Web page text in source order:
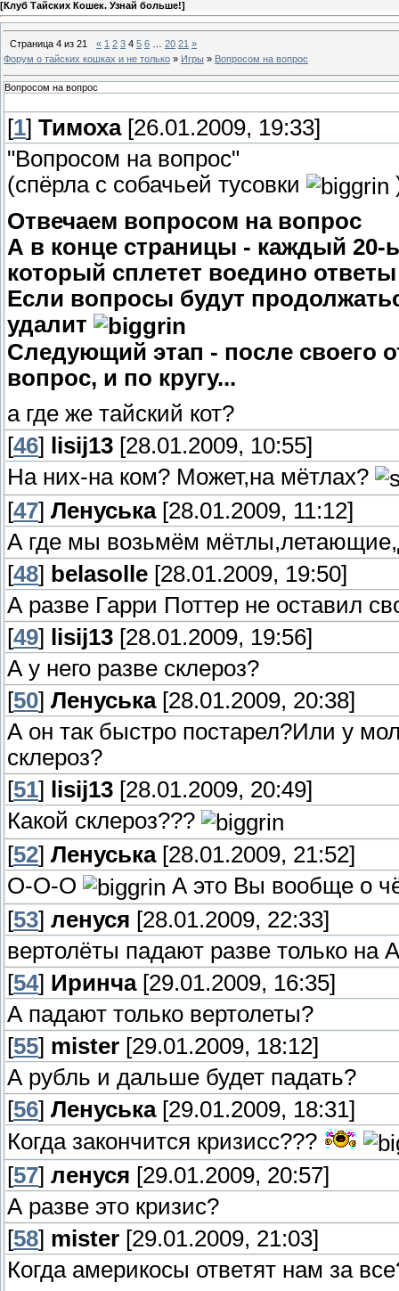
[Клуб Тайских Кошек. Узнай больше!]
Страница 4 из 21 « 1 2 3 4 5 6 20 21 »
Форум о тайских кошках и не только » Игры » Вопросом на вопрос
Вопросом на вопрос
[1] Тимоха[26.01.2009, 19:33]
"Вопросом на вопрос"
(спёрла с собачьей тусовки
Отвечаем вопросом на вопрос
А в конце страницы - каждый
который сплетет воедино
Если вопросы будут
удалит
Следующий этап - после своего
вопрос, и по кругу...
а где же тайский кот?
[46] lisij13 [28.01.2009, 10:55]
На них-на ком? Может,на мётлах?
[47] Ленуська[28.01.2009, 11:12]
А где мы возьмём
[48] belasolle [28.01.2009, 19:50]
А разве Гарри Поттер не оставил
[49] lisij13 [28.01.2009, 19:56]
А у него разве склероз?
[50] Ленуська[28.01.2009, 20:38]
А он так быстро постарел?Или у
склероз?
[51] lisij13 [28.01.2009, 20:49]
Какой склероз???
[52] Ленуська[28.01.2009, 21:52]
О-О-О
А это Вы вообще о
[53] ленуся [28.01.2009, 22:33]
вертолёты падают разве только на
[54] Иринча[29.01.2009, 16:35]
А падают только вертолеты?
[55] mister [29.01.2009, 18:12]
А рубль и дальше будет падать?
[56] Ленуська[29.01.2009, 18:31]
Когда закончится кризисс???
[57] ленуся [29.01.2009, 20:57]
А разве это кризис?
[58] mister [29.01.2009, 21:03]
Когда америкосы ответят нам за